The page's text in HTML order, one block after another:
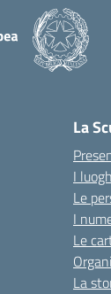
La
I
Le
I
Le
La